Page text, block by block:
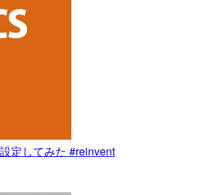
定してみた #reinvent